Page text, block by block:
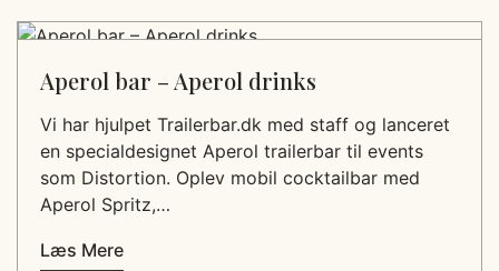
Aperol bar – Aperol drinks
Vi har hjulpet Trailerbar.dk med staff og lanceret
en specialdesignet Aperol trailerbar til events
som Distortion. Oplev mobil cocktailbar med
Aperol Spritz,…
Læs Mere